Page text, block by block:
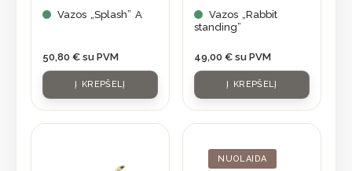
Vazos „Splash” A
50,80 € su PVM
Į KREPŠELĮ
Vazos „Rabbit
standing”
49,00 € su PVM
Į KREPŠELĮ
NUOLAIDA
was:
84,70 €.
is: